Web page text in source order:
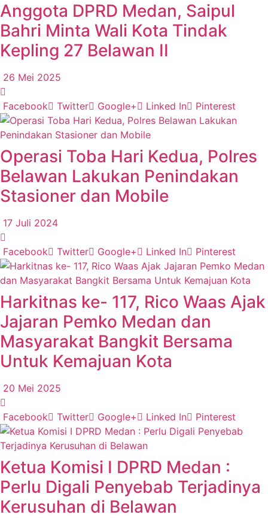
Anggota DPRD Medan, Saipul
Bahri Minta Wali Kota Tindak
Kepling 27 Belawan II
26 Mei 2025
Facebook Twitter Google+ Linked In Pinterest
Operasi Toba Hari Kedua, Polres
Belawan Lakukan Penindakan
Stasioner dan Mobile
17 Juli 2024
Facebook Twitter Google+ Linked In Pinterest
Harkitnas ke- 117, Rico Waas Ajak
Jajaran Pemko Medan dan
Masyarakat Bangkit Bersama
Untuk Kemajuan Kota
20 Mei 2025
Facebook Twitter Google+ Linked In Pinterest
Ketua Komisi I DPRD Medan :
Perlu Digali Penyebab Terjadinya
Kerusuhan di Belawan